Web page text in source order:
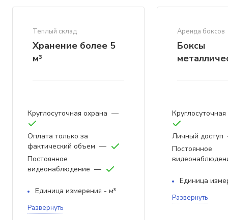
Теплый склад
Хранение более 5
м³
Круглосуточная охрана —
Оплата только за
фактический объем —
Постоянное
видеонаблюдение —
Единица измерения - м³
Развернуть
Аренда боксов
Боксы
Личный доступ
Постоянное
Единица
Развернуть